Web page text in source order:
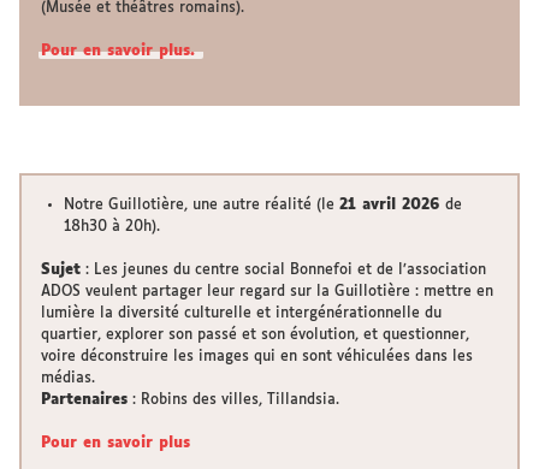
(Musée et théâtres romains).
Pour en savoir plus.
Notre Guillotière, une autre réalité (le21 avril 2026 de
18h30 à 20h).
Sujet : Les jeunes du centre social Bonnefoi et de l’association
ADOS veulent partager leur regard sur la Guillotière : mettre en
lumière la diversité culturelle et intergénérationnelle du
quartier, explorer son passé et son évolution, et questionner,
voire déconstruire les images qui en sont véhiculées dans les
médias.
Partenaires : Robins des villes, Tillandsia.
Pour en savoir plus